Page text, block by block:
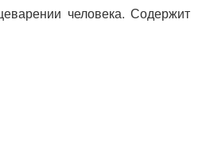
человека. Содержит